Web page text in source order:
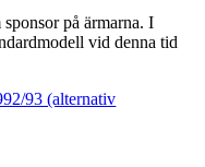
på ärmarna. I
vid denna tid